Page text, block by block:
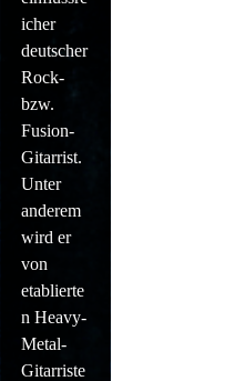
icher
deutscher
Rock-
bzw.
Fusion-
Gitarrist.
Unter
anderem
wird er
von
etablierte
n Heavy-
Metal-
Gitarriste